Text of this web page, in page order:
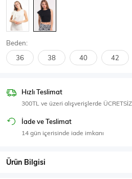
Body
SPOR GİYİM
Eşofman Üstü
Beden:
36 38 40 42
Hızlı Teslimat
300TL ve üzeri alışverişlerde
İade ve Teslimat
14 gün içerisinde iade imkanı
Ürün Bilgisi